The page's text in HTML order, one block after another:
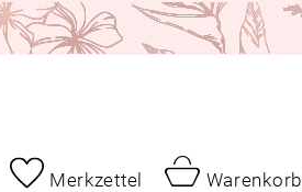
Merkzettel
Warenkorb